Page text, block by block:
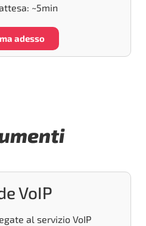
~5min
adesso
VoIP
al servizio VoIP